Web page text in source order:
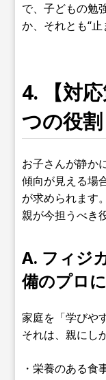
で、子どもの勉
か、それとも“止
4. 【対
つの役割
お子さんが静か
傾向が見える場
が求められます。
親が今担うべき
A. フィジ
備のプロ
家庭を「学びや
それは、親にし
・栄養のある食